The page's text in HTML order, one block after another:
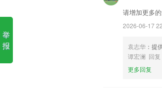
4.我的地盘听我的
5.内容涵盖小学、
企聊宝app下
增加草稿箱复制删除
请增加更多
2026-06-17
袁志华 ：提
谭宏澜 回
更多回复
举
报